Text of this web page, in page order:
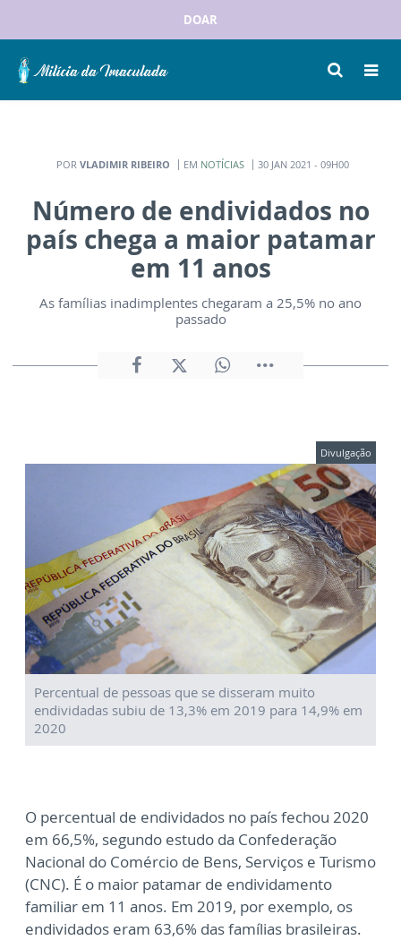
DOAR
POR VLADIMIR RIBEIRO EM NOTÍCIAS 30 JAN 2021 - 09H00
Número de endividados no
país chega a maior patamar
em 11 anos
As famílias inadimplentes chegaram a 25,5% no ano
passado
Divulgação
Percentual de pessoas que se disseram muito
endividadas subiu de 13,3% em 2019 para 14,9% em
2020
O percentual de endividados no país fechou 2020
em 66,5%, segundo estudo da Confederação
Nacional do Comércio de Bens, Serviços e Turismo
(CNC). É o maior patamar de endividamento
familiar em 11 anos. Em 2019, por exemplo, os
endividados eram 63,6% das famílias brasileiras.